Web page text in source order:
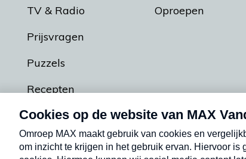
TV & Radio
Prijsvragen
Puzzels
Recepten
Podcasts
Oproepen